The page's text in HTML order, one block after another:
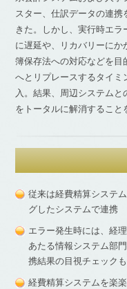
スター、仕訳データの連
きた。しかし、実行時エ
に遅延や、リカバリーに
簿保存法への対応などを
へとリプレースするタイミ
入。結果、周辺システム
をトータルに解消すること
従来は経費精算システ
グしたシステムで連携
エラー発生時には、経
あたる情報システム部
携結果の目視チェック
経費精算システムを楽